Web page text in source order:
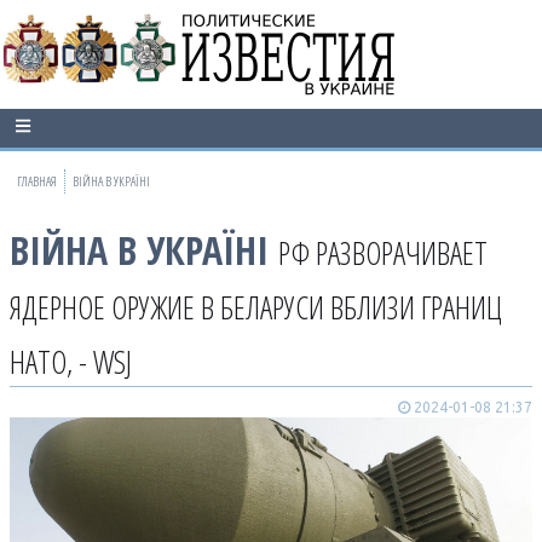
ГЛАВНАЯ ВІЙНА В УКРАЇНІ
ВІЙНА В УКРАЇНІ РФ РАЗВОРАЧИВАЕТ
ЯДЕРНОЕ ОРУЖИЕ В БЕЛАРУСИ ВБЛИЗИ ГРАНИЦ
НАТО, - WSJ
2024-01-08 21:37